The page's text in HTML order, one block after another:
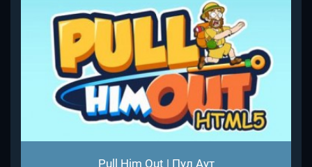
Pull Him Out | Пул Аут